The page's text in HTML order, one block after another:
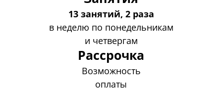
13 занятий, 2 раза
в неделю по понедельникам
и четвергам
Рассрочка
Возможность
оплаты